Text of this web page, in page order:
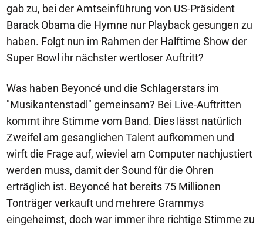
gab zu, bei der Amtseinführung von US-Präsident
Barack Obama die Hymne nur Playback gesungen zu
haben. Folgt nun im Rahmen der Halftime Show der
Super Bowl ihr nächster wertloser Auftritt?
Was haben Beyoncé und die Schlagerstars im
"Musikantenstadl" gemeinsam? Bei Live-Auftritten
kommt ihre Stimme vom Band. Dies lässt natürlich
Zweifel am gesanglichen Talent aufkommen und
wirft die Frage auf, wieviel am Computer nachjustiert
werden muss, damit der Sound für die Ohren
erträglich ist. Beyoncé hat bereits 75 Millionen
Tonträger verkauft und mehrere Grammys
eingeheimst, doch war immer ihre richtige Stimme zu